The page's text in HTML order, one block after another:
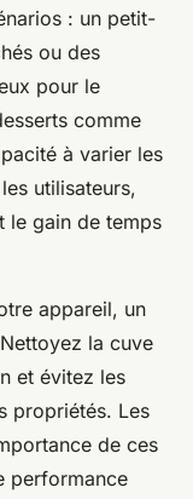
: un petit-
ou des
pour le
comme
à varier les
utilisateurs,
le gain de temps
appareil, un
la cuve
et évitez les
propriétés. Les
de ces
performance